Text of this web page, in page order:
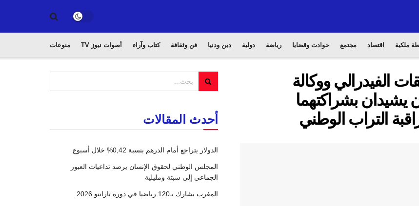
ملكية اقتصاد مجتمع حوادث وقضايا رياضة دولية دين ودنيا فن وثقافة كتاب وآراء أصوات نيوز TV منوعات
الفيدرالي ووكالة
يشيدان بشراكتهما
التراب الوطني
أحدث المقالات
الدولار يتراجع أمام الدرهم بنسبة 0,42% خلال أسبوع
المجلس الوطني لحقوق الإنسان يرصد تداعيات العبور
الجماعي إلى سبتة ومليلية
المغرب يشارك بـ120 رياضيا في دورة تارانتو 2026